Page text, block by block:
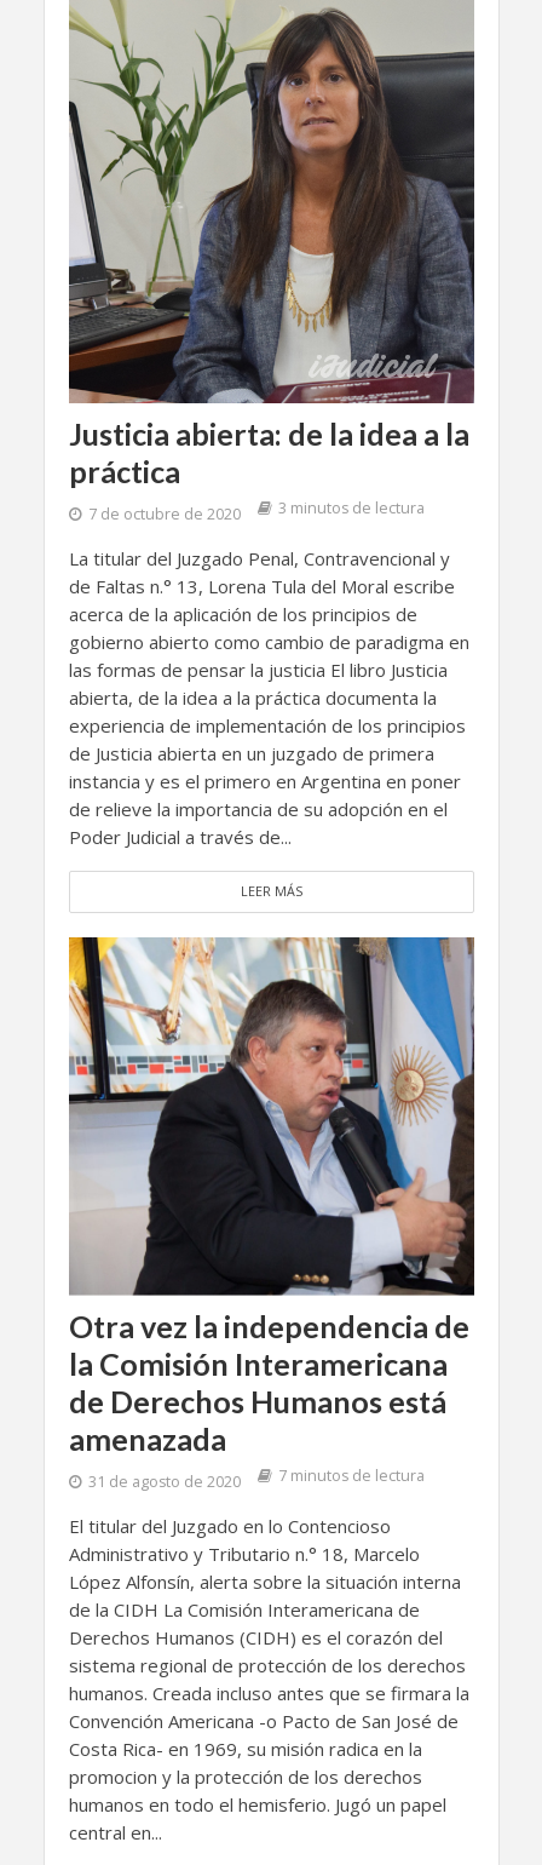
Justicia abierta: de la idea a la
práctica
7 de octubre de 2020 3 minutos de lectura
La titular del Juzgado Penal, Contravencional y
de Faltas n.° 13, Lorena Tula del Moral escribe
acerca de la aplicación de los principios de
gobierno abierto como cambio de paradigma en
las formas de pensar la justicia El libro Justicia
abierta, de la idea a la práctica documenta la
experiencia de implementación de los principios
de Justicia abierta en un juzgado de primera
instancia y es el primero en Argentina en poner
de relieve la importancia de su adopción en el
Poder Judicial a través de...
LEER MÁS
Otra vez la independencia de
la Comisión Interamericana
de Derechos Humanos está
amenazada
31 de agosto de 2020 7 minutos de lectura
El titular del Juzgado en lo Contencioso
Administrativo y Tributario n.° 18, Marcelo
López Alfonsín, alerta sobre la situación interna
de la CIDH La Comisión Interamericana de
Derechos Humanos (CIDH) es el corazón del
sistema regional de protección de los derechos
humanos. Creada incluso antes que se firmara la
Convención Americana -o Pacto de San José de
Costa Rica- en 1969, su misión radica en la
promocion y la protección de los derechos
humanos en todo el hemisferio. Jugó un papel
central en...